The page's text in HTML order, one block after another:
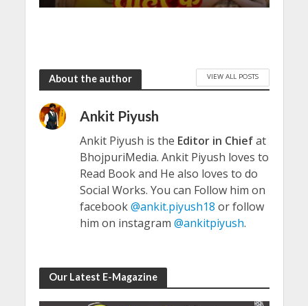
About the author VIEW ALL POSTS
Ankit Piyush
Ankit Piyush is the Editor in Chiefat
BhojpuriMedia. Ankit Piyush loves to
Read Book and He also loves to do
Social Works. You can Follow him on
facebook@ankit.piyush18 or follow
him on instagram @ankitpiyush.
Our Latest E-Magazine